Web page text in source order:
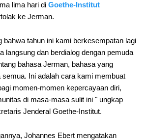
lima hari di Goethe-Institut
ke Jerman.
bahwa tahun ini kami berkesempatan lagi
langsung dan berdialog dengan pemuda
bahasa Jerman, bahasa yang
semua. Ini adalah cara kami membuat
momen-momen kepercayaan diri,
di masa-masa sulit ini " ungkap
Jenderal Goethe-Institut.
Johannes Ebert mengatakan